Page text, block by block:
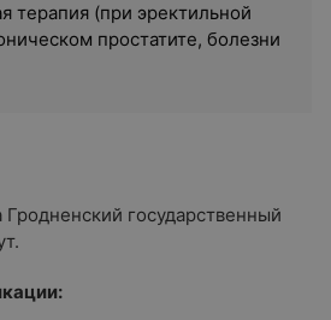
терапия (при эректильной
простатите, болезни
государственный